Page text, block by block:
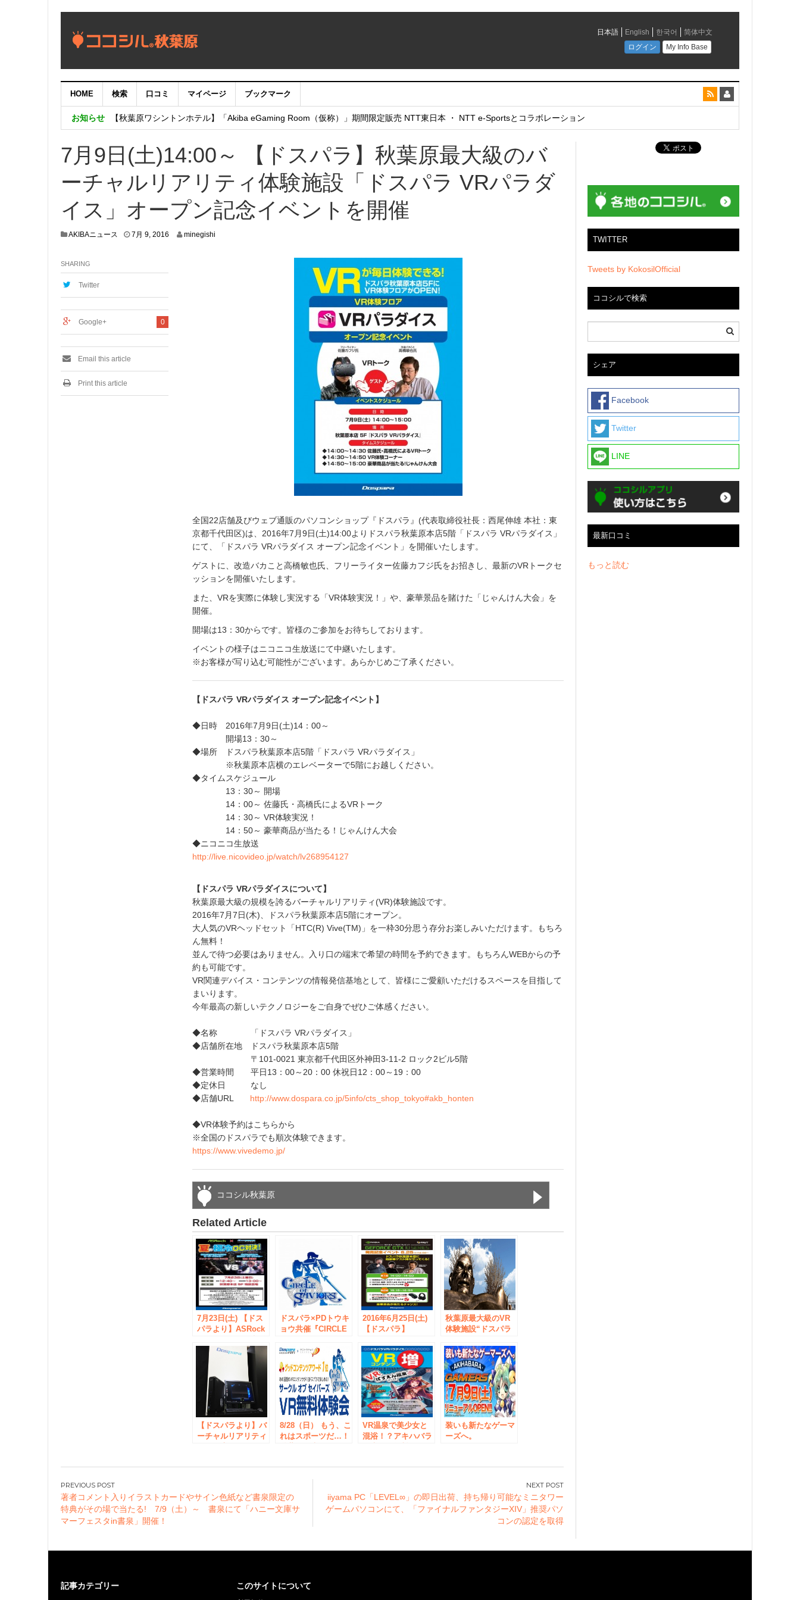
HOME 検索 口コミ マイページ ブックマーク
お知らせ
【重要：9月5日（火）22時】ココシル：アカウントサービス移行のお知らせ
【秋葉原ワシントンホテル】「Akiba eGaming Room（仮称）」期間限定販売 NTT東日本 ・ NTT e-Sportsとコラボレーション
7月9日(土)14:00～ 【ドスパラ】秋葉原最大級のバ
ーチャルリアリティ体験施設「ドスパラ VRパラダ
イス」オープン記念イベントを開催
AKIBAニュース 7月 9, 2016 minegishi
全国22店舗及びウェブ通販のパソコンショップ『ドスパラ』(代表取締役社長：西尾伸雄 本社：東
京都千代田区)は、2016年7月9日(土)14:00よりドスパラ秋葉原本店5階「ドスパラ VRパラダイス」
にて、「ドスパラ VRパラダイス オープン記念イベント」を開催いたします。
ゲストに、改造バカこと高橋敏也氏、フリーライター佐藤カフジ氏をお招きし、最新のVRトークセ
ッションを開催いたします。
また、VRを実際に体験し実況する「VR体験実況！」や、豪華景品を賭けた「じゃんけん大会」を
開催。
開場は13：30からです。皆様のご参加をお待ちしております。
イベントの様子はニコニコ生放送にて中継いたします。
※お客様が写り込む可能性がございます。あらかじめご了承ください。
【ドスパラ VRパラダイス オープン記念イベント】
◆日時 2016年7月9日(土)14：00～
開場13：30～
◆場所 ドスパラ秋葉原本店5階「ドスパラ VRパラダイス」
※秋葉原本店横のエレベーターで5階にお越しください。
◆タイムスケジュール
13：30～ 開場
14：00～ 佐藤氏・高橋氏によるVRトーク
14：30～ VR体験実況！
14：50～ 豪華商品が当たる！じゃんけん大会
◆ニコニコ生放送
http://live.nicovideo.jp/watch/lv268954127
【ドスパラ VRパラダイスについて】
秋葉原最大級の規模を誇るバーチャルリアリティ(VR)体験施設です。
2016年7月7日(木)、ドスパラ秋葉原本店5階にオープン。
大人気のVRヘッドセット「HTC(R) Vive(TM)」を一枠30分思う存分お楽しみいただけます。もちろ
ん無料！
並んで待つ必要はありません。入り口の端末で希望の時間を予約できます。もちろんWEBからの予
約も可能です。
VR関連デバイス・コンテンツの情報発信基地として、皆様にご愛顧いただけるスペースを目指して
まいります。
今年最高の新しいテクノロジーをご自身でぜひご体感ください。
◆名称 「ドスパラ VRパラダイス」
◆店舗所在地 ドスパラ秋葉原本店5階
〒101-0021 東京都千代田区外神田3-11-2 ロック2ビル5階
◆営業時間 平日13：00～20：00 休祝日12：00～19：00
◆定休日 なし
◆店舗URL http://www.dospara.co.jp/5info/cts_shop_tokyo#akb_honten
◆VR体験予約はこちらから
※全国のドスパラでも順次体験できます。
https://www.vivedemo.jp/
ココシル秋葉原
Related Article
7月23日(土) 【ドス
パラより】ASRock
OC対決！を開催。
ドスパラ秋葉原本店
5階特設スペースに
ドスパラ×PDトウキ
ョウ共催『CIRCLE
回VR体験会をドス
パラ秋葉原本店で10
月1日限定開催！
優勝者1名に「HTC
Vive」をプレゼント
2016年6月25日(土)
【ドスパラ】
シリーズ 発売記念
イベントを開催！
Palit製オリジナルフ
ァン搭載モデルのお
披露目も
秋葉原最大級のVR
体験施設“ドスパラ
『デジハリ大学院ゲ
ームゼミ ドスパラ
VRゾーンサテライ
ト』を実施
【ドスパラより】バ
ーチャルリアリティ
パラダイス」が、7
8/28（日） もう、こ
れはスポーツだ…！
VRパラダイス』に
て『サークル オブ
体験会』を開催
VR温泉で美少女と
混浴！？アキハバラ
パラダイス”に新コ
～ 』が登場
装いも新たなゲーマ
ーズへ。
（土）リニューアル
SHARING
Twitter
0
Google+
Email this article
Print this article
投
稿
ナ
ゲ
シ
ョ
著者コメント入りイラストカードやサイン色紙など書泉限定の
特典がその場で当たる! 7/9（土）～ 書泉にて「ハニー文庫サ
マーフェスタin書泉」開催！
iiyama PC「LEVEL∞」の即日出荷、持ち帰り可能なミニタワー
ゲームパソコンにて、「ファイナルファンタジーXIV」推奨パソ
コンの認定を取得
TWITTER
Tweets by KokosilOfficial
ココシルで検索
シェア
Facebook
Twitter
LINE
最新口コミ
もっと読む
記事カテゴリー このサイトについて